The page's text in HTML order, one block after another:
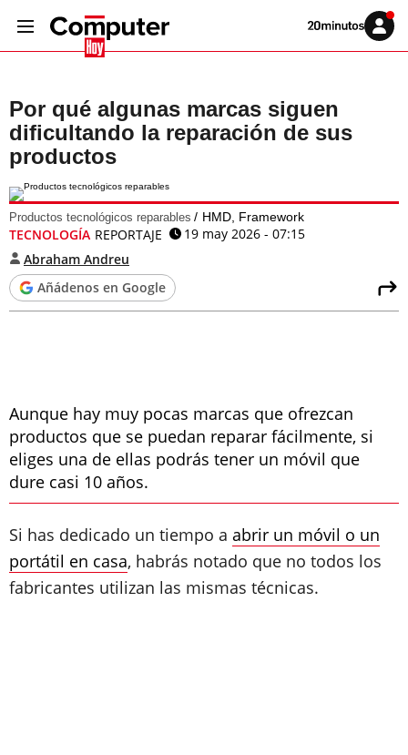
Volver
Iniciar
sesión
Por qué algunas marcas siguen
dificultando la reparación de sus
productos
Productos tecnológicos reparables HMD, Framework
TECNOLOGÍA REPORTAJE
19 may 2026 - 07:15
Abraham Andreu
Añádenos en Google
Aunque hay muy pocas marcas que ofrezcan
productos que se puedan reparar fácilmente, si
eliges una de ellas podrás tener un móvil que
dure casi 10 años.
Si has dedicado un tiempo a abrir un móvil o un
portátil en casa, habrás notado que no todos los
fabricantes utilizan las mismas técnicas.